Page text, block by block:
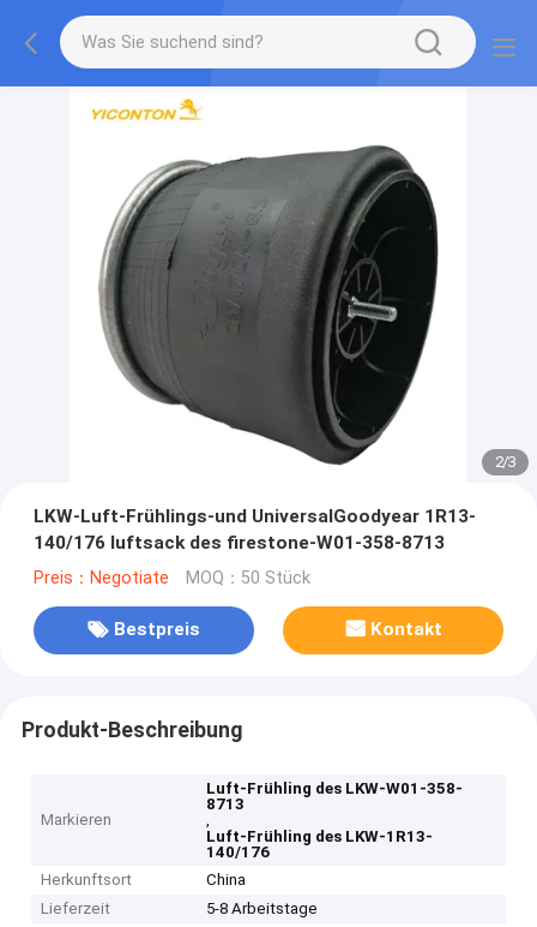
2/3
LKW-Luft-Frühlings-und UniversalGoodyear 1R13-
140/176 luftsack des firestone-W01-358-8713
Preis：Negotiate MOQ：50 Stück
Bestpreis Kontakt
Produkt-Beschreibung
Markieren
Luft-Frühling des LKW-W01-358-
8713
,
Luft-Frühling des LKW-1R13-
140/176
Herkunftsort
China
Lieferzeit
5-8 Arbeitstage